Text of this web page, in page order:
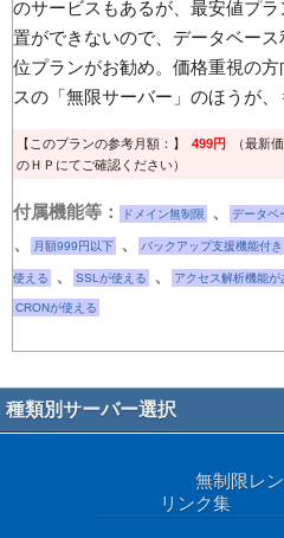
のサービスもあるが、最安値プ
置ができないので、データベー
位プランがお勧め。価格重視の
スの「無限サーバー」のほうが、
【このプランの参考月額：】 499円
（最新
のＨＰにてご確認ください）
付属機能等： ドメイン無制限 、 データベ
、 月額999円以下 、 バックアップ支援機能付き
使える 、 SSLが使える 、 アクセス解析機能が
CRONが使える
種類別サーバー選択
無制限レ
リンク集